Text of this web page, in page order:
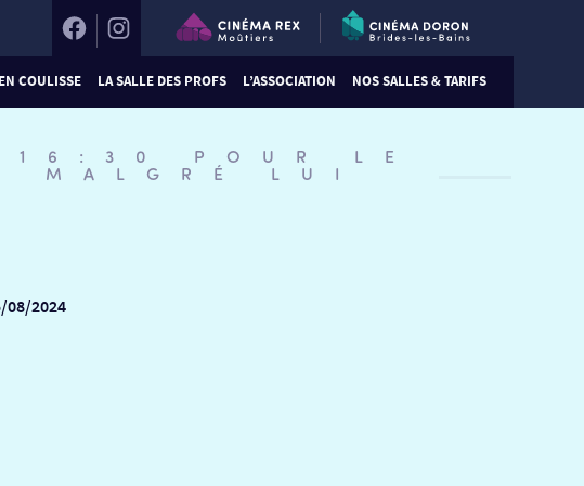
EN COULISSE LA SALLE DES PROFS L’ASSOCIATION NOS SALLES & TARIFS
POUR LE
MALGRÉ LUI
08/2024